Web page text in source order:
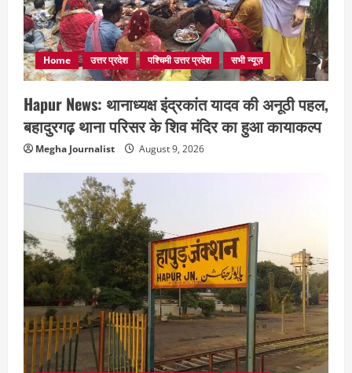
Home उत्तर प्रदेश पश्चिमी उत्तर प्रदेश सभी न्यूज़
Hapur News: थानाध्यक्ष इंद्रकांत यादव की अनूठी पहल,
बहादुरगढ़ थाना परिसर के शिव मंदिर का हुआ कायाकल्प
Megha Journalist August 9, 2026